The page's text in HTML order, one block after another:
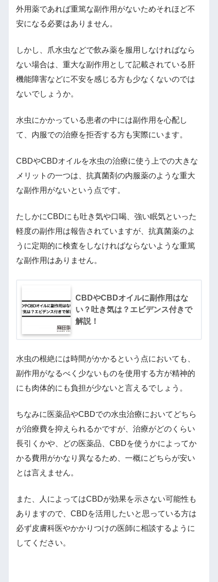
外用薬であれば重篤な副作用がないためそれほど不
安になる必要はありません。
しかし、爪水虫などで飲み薬を服用しなければなら
ない場合は、重大な副作用として記載されている肝
機能障害などに不安を感じる方も少なくないのでは
ないでしょうか。
水虫にかかっている患者の中には副作用を心配し
て、内服での治療を拒否する方も実際にいます。
CBDやCBDオイルを水虫の治療に使う上での大きな
メリットの一つは、抗真菌剤の内服薬のような重大
な副作用がないという点です。
たしかにCBDにも吐き気や口喝、強い眠気といった
軽度の副作用は報告されていますが、抗真菌薬のよ
うに定期的に検査をしなければならないような重篤
な副作用はありません。
CBDやCBDオイルに副作用はな
い？吐き気は？エビデンス付きで
解説！
水虫の根絶には時間がかかるという点においても、
副作用がなるべく少ないものを使用する方が精神的
にも肉体的にも負担が少ないと言えるでしょう。
ちなみに医薬品やCBDでの水虫治療においてどちら
が治療費を抑えられるかですが、治療がどのくらい
長引くかや、どの医薬品、CBDを使うかによってか
かる費用がかなり異なるため、一概にどちらが安い
とは言えません。
また、人によってはCBDが効果を示さない可能性も
ありますので、CBDを活用したいと思っている方は
必ず皮膚科医やかかりつけの医師に相談するように
してください。